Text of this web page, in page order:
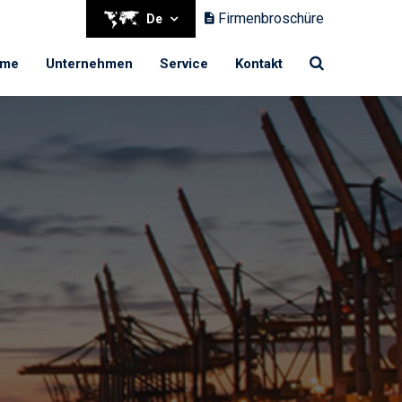
De Firmenbroschüre
Unternehmen Service Kontakt